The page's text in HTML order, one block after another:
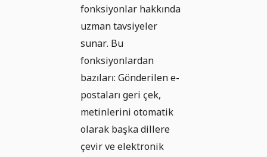
fonksiyonlar hakkında
uzman tavsiyeler
sunar. Bu
fonksiyonlardan
bazıları: Gönderilen e-
postaları geri çek,
metinlerini otomatik
olarak başka dillere
çevir ve elektronik